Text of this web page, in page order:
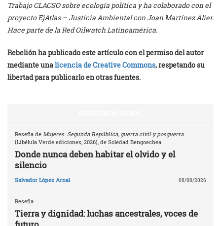
Trabajo CLACSO sobre ecología política y ha colaborado con el
proyecto EjAtlas – Justicia Ambiental con Joan Martínez Alier.
Hace parte de la Red Oilwatch Latinoamérica.
Rebelión ha publicado este artículo con el permiso del autor
mediante unalicencia de Creative Commons, respetando su
libertad para publicarlo en otras fuentes.
Reseña de Mujeres. Segunda República, guerra civil y posguerra
(Libélula Verde ediciones, 2026), de Soledad Bengoechea
Donde nunca deben habitar el olvido y el
silencio
Salvador López Arnal 08/08/2026
Reseña
Tierra y dignidad: luchas ancestrales, voces de